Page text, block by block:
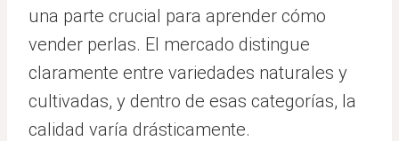
una parte crucial para aprender cómo
vender perlas. El mercado distingue
claramente entre variedades naturales y
cultivadas, y dentro de esas categorías, la
calidad varía drásticamente.